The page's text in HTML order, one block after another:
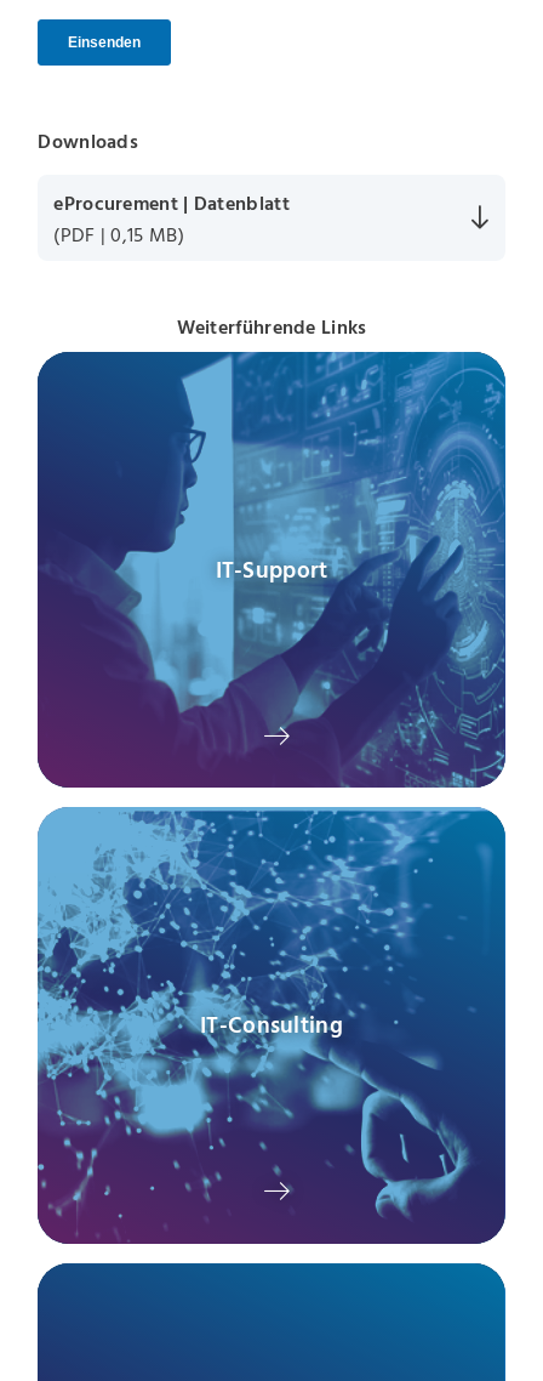
Downloads
eProcurement | Datenblatt
(PDF | 0,15 MB)
Weiterführende Links
IT-Support
IT-Consulting